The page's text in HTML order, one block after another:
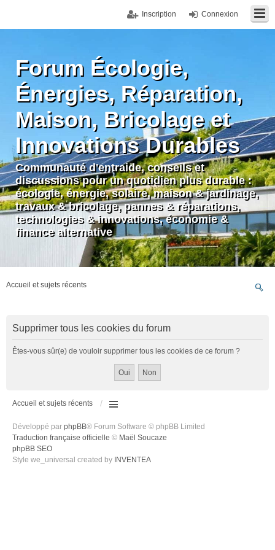
Connexion
Inscription
Forum Écologie,
Énergies, Réparation,
Maison, Bricolage et
Innovations Durables
Communauté d'entraide, conseils et
discussions pour un quotidien plus durable :
écologie, énergie, solaire, maison & jardinage,
travaux & bricolage, pannes & réparations,
technologies & innovations, économie &
finance alternative
Accueil et sujets récents
Supprimer tous les cookies du forum
Êtes-vous sûr(e) de vouloir supprimer tous les cookies de ce forum ?
Accueil et sujets récents
Développé par phpBB® Forum Software © phpBB Limited
Traduction française officielle © Maël Soucaze
phpBB SEO
Style we_universal created by INVENTEA